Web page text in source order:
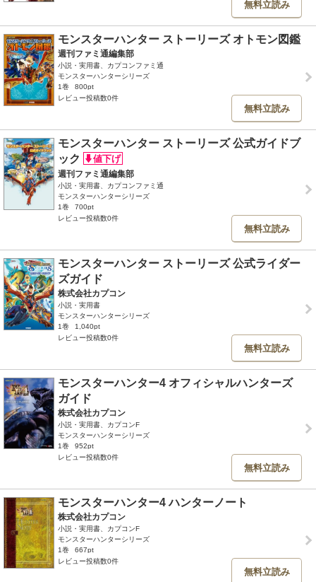
無料立読み
モンスターハンター ストーリーズ オトモン図鑑
週刊ファミ通編集部
小説・実用書、カプコンファミ通
モンスターハンターシリーズ
1巻
800pt
レビュー投稿数0件
無料立読み
モンスターハンター ストーリーズ 公式ガイドブ
ック
週刊ファミ通編集部
小説・実用書、カプコンファミ通
モンスターハンターシリーズ
1巻
700pt
レビュー投稿数0件
無料立読み
モンスターハンター ストーリーズ 公式ライダー
ズガイド
株式会社カプコン
小説・実用書
モンスターハンターシリーズ
1巻
1,040pt
レビュー投稿数0件
無料立読み
モンスターハンター4 オフィシャルハンターズ
ガイド
株式会社カプコン
小説・実用書、カプコンF
モンスターハンターシリーズ
1巻
952pt
レビュー投稿数0件
無料立読み
モンスターハンター4 ハンターノート
株式会社カプコン
小説・実用書、カプコンF
モンスターハンターシリーズ
1巻
667pt
レビュー投稿数0件
無料立読み